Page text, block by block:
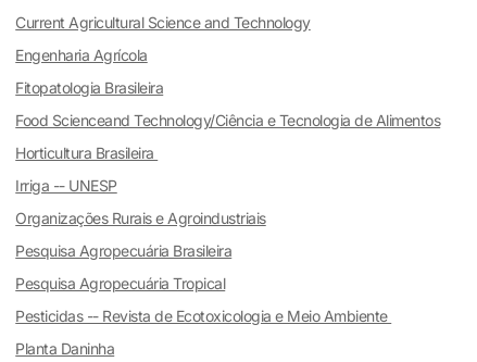
Current Agricultural Science and Technology
Engenharia Agrícola
Fitopatologia Brasileira
Food Scienceand Technology/Ciência e Tecnologia de Alimentos
Horticultura Brasileira
Irriga -- UNESP
Organizações Rurais e Agroindustriais
Pesquisa Agropecuária Brasileira
Pesquisa Agropecuária Tropical
Pesticidas -- Revista de Ecotoxicologia e Meio Ambiente
Planta Daninha